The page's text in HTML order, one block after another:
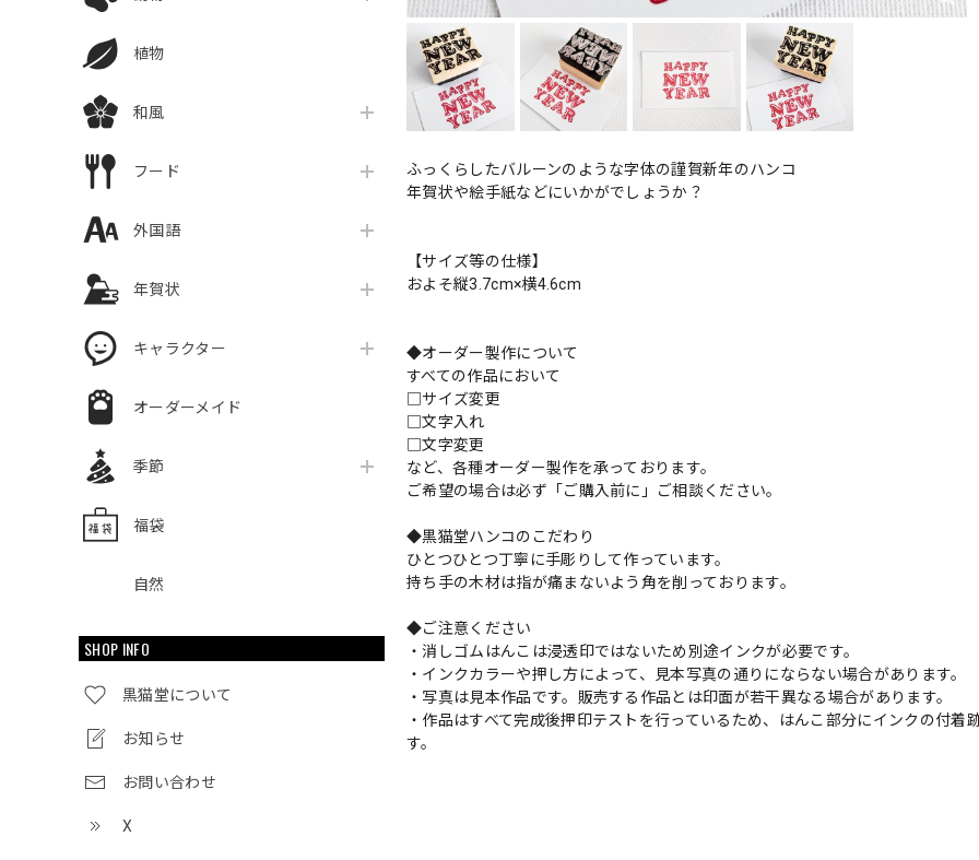
植物
和風
フード
外国語
年賀状
キャラクター
オーダーメイド
季節
福袋
自然
SHOP INFO
黒猫堂について
お知らせ
お問い合わせ
X
ふっくらしたバルーンのような字体の謹賀新年のハンコ
年賀状や絵手紙などにいかがでしょうか？
【サイズ等の仕様】
およそ縦3.7cm×横4.6cm
◆オーダー製作について
すべての作品において
□サイズ変更
□文字入れ
□文字変更
など、各種オーダー製作を承っております。
ご希望の場合は必ず「ご購入前に」ご相談ください。
◆黒猫堂ハンコのこだわり
ひとつひとつ丁寧に手彫りして作っています。
持ち手の木材は指が痛まないよう角を削っております。
◆ご注意ください
・消しゴムはんこは浸透印ではないため別途インクが必要です。
・インクカラーや押し方によって、見本写真の通りにならない場合があります。
・写真は見本作品です。販売する作品とは印面が若干異なる場合があります。
・作品はすべて完成後押印テストを行っているため、はんこ部分にインクの付
す。